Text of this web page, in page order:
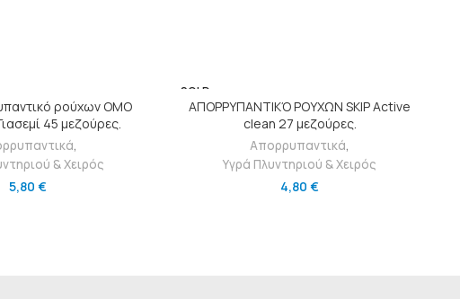
ΣΤΟ ΚΑΛΆΘΙ
ρούχων OMO
45 μεζούρες.
,
& Χειρός
5,80 €
SOLD
OUT
ΑΠΟΡΡΥΠΑΝΤΙΚΌ ΡΟΥΧΩΝ SKIP Active
clean 27 μεζούρες.
Απορρυπαντικά,
Υγρά Πλυντηριού & Χειρός
4,80 €